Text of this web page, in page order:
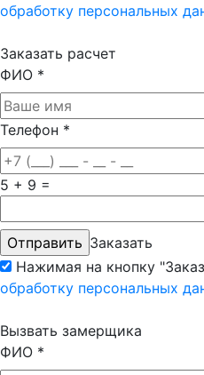
обработку персональных
Заказать расчет
ФИО *
Телефон *
5 + 9 =
Заказать
Нажимая на кнопку
обработку персональных
Вызвать замерщика
ФИО *